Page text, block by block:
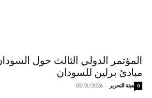
مبادئ برلين للسودان
هيئة التحرير -
05/01/2026 0